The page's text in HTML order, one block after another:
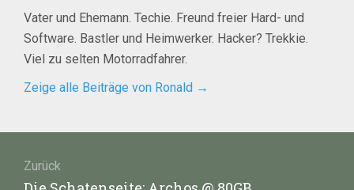
Vater und Ehemann. Techie. Freund freier Hard- und
Software. Bastler und Heimwerker. Hacker? Trekkie.
Viel zu selten Motorradfahrer.
Zeige alle Beiträge von Ronald →
Zurück
Vorheriger